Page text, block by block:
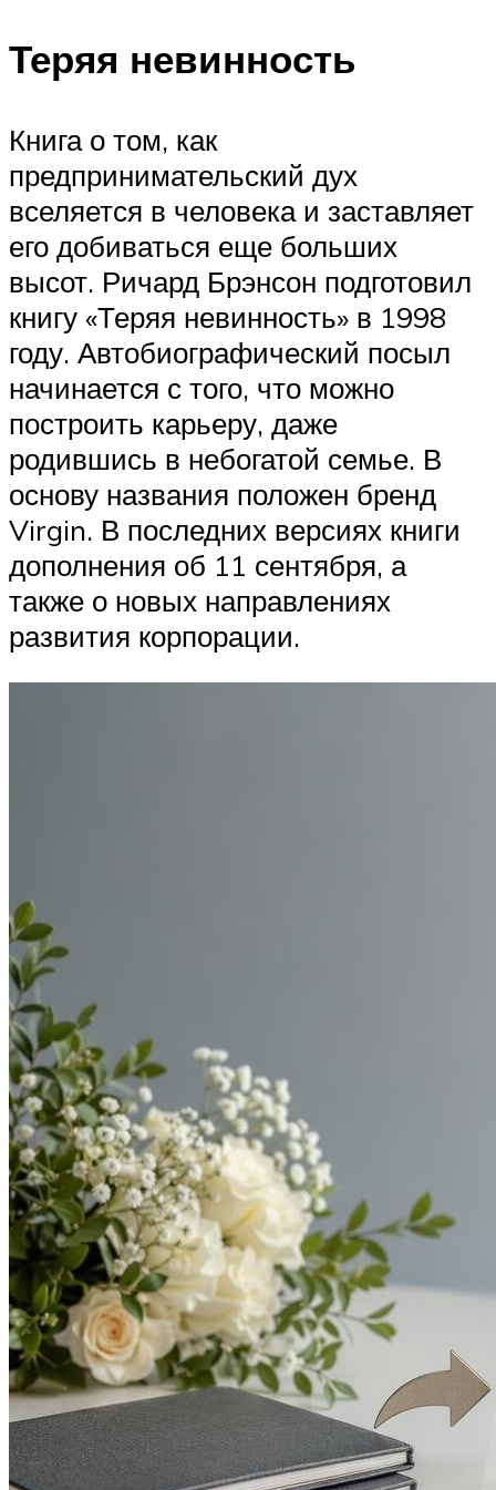
Теряя невинность
Книга о том, как
предпринимательский дух
вселяется в человека и заставляет
его добиваться еще больших
высот. Ричард Брэнсон подготовил
книгу «Теряя невинность» в 1998
году. Автобиографический посыл
начинается с того, что можно
построить карьеру, даже
родившись в небогатой семье. В
основу названия положен бренд
Virgin. В последних версиях книги
дополнения об 11 сентября, а
также о новых направлениях
развития корпорации.